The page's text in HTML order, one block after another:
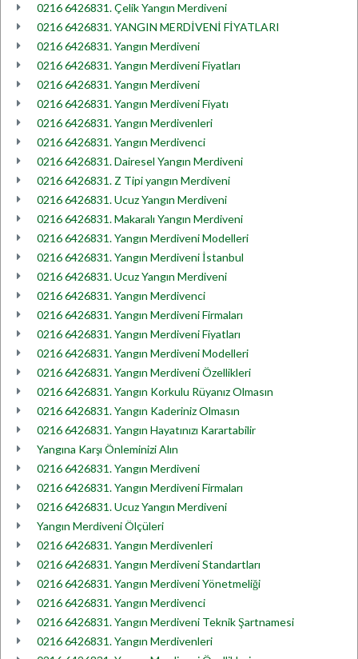
0216 6426831. Çelik Yangın Merdiveni
0216 6426831. YANGIN MERDİVENİ FİYATLARI
0216 6426831. Yangın Merdiveni
0216 6426831. Yangın Merdiveni Fiyatları
0216 6426831. Yangın Merdiveni
0216 6426831. Yangın Merdiveni Fiyatı
0216 6426831. Yangın Merdivenleri
0216 6426831. Yangın Merdivenci
0216 6426831. Dairesel Yangın Merdiveni
0216 6426831. Z Tipi yangın Merdiveni
0216 6426831. Ucuz Yangın Merdiveni
0216 6426831. Makaralı Yangın Merdiveni
0216 6426831. Yangın Merdiveni Modelleri
0216 6426831. Yangın Merdiveni İstanbul
0216 6426831. Ucuz Yangın Merdiveni
0216 6426831. Yangın Merdivenci
0216 6426831. Yangın Merdiveni Firmaları
0216 6426831. Yangın Merdiveni Fiyatları
0216 6426831. Yangın Merdiveni Modelleri
0216 6426831. Yangın Merdiveni Özellikleri
0216 6426831. Yangın Korkulu Rüyanız Olmasın
0216 6426831. Yangın Kaderiniz Olmasın
0216 6426831. Yangın Hayatınızı Karartabilir
Yangına Karşı Önleminizi Alın
0216 6426831. Yangın Merdiveni
0216 6426831. Yangın Merdiveni Firmaları
0216 6426831. Ucuz Yangın Merdiveni
Yangın Merdiveni Ölçüleri
0216 6426831. Yangın Merdivenleri
0216 6426831. Yangın Merdiveni Standartları
0216 6426831. Yangın Merdiveni Yönetmeliği
0216 6426831. Yangın Merdivenci
0216 6426831. Yangın Merdiveni Teknik Şartnamesi
0216 6426831. Yangın Merdivenleri